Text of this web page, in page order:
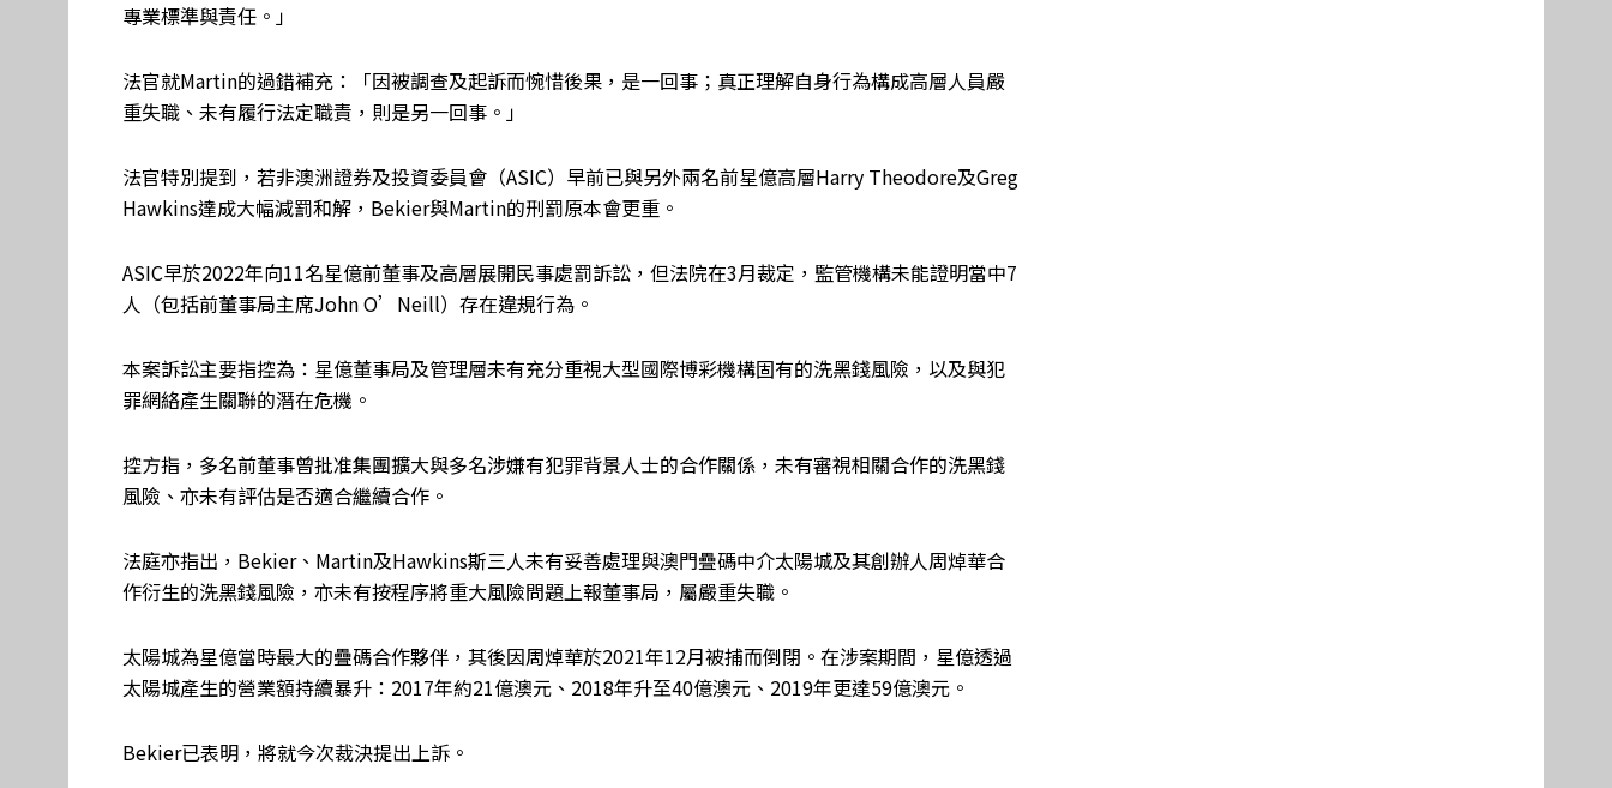
專業標準與責任。」
法官就Martin的過錯補充：「因被調查及起訴而惋惜後果，是一回事；真正理解自身行為構成高層人員嚴
重失職、未有履行法定職責，則是另一回事。」
法官特別提到，若非澳洲證券及投資委員會（ASIC）早前已與另外兩名前星億高層Harry Theodore及Greg
Hawkins達成大幅減罰和解，Bekier與Martin的刑罰原本會更重。
ASIC早於2022年向11名星億前董事及高層展開民事處罰訴訟，但法院在3月裁定，監管機構未能證明當中7
人（包括前董事局主席John O’Neill）存在違規行為。
本案訴訟主要指控為：星億董事局及管理層未有充分重視大型國際博彩機構固有的洗黑錢風險，以及與犯
罪網絡產生關聯的潛在危機。
控方指，多名前董事曾批准集團擴大與多名涉嫌有犯罪背景人士的合作關係，未有審視相關合作的洗黑錢
風險、亦未有評估是否適合繼續合作。
法庭亦指出，Bekier、Martin及Hawkins斯三人未有妥善處理與澳門疊碼中介太陽城及其創辦人周焯華合
作衍生的洗黑錢風險，亦未有按程序將重大風險問題上報董事局，屬嚴重失職。
太陽城為星億當時最大的疊碼合作夥伴，其後因周焯華於2021年12月被捕而倒閉。在涉案期間，星億透過
太陽城產生的營業額持續暴升：2017年約21億澳元、2018年升至40億澳元、2019年更達59億澳元。
Bekier已表明，將就今次裁決提出上訴。